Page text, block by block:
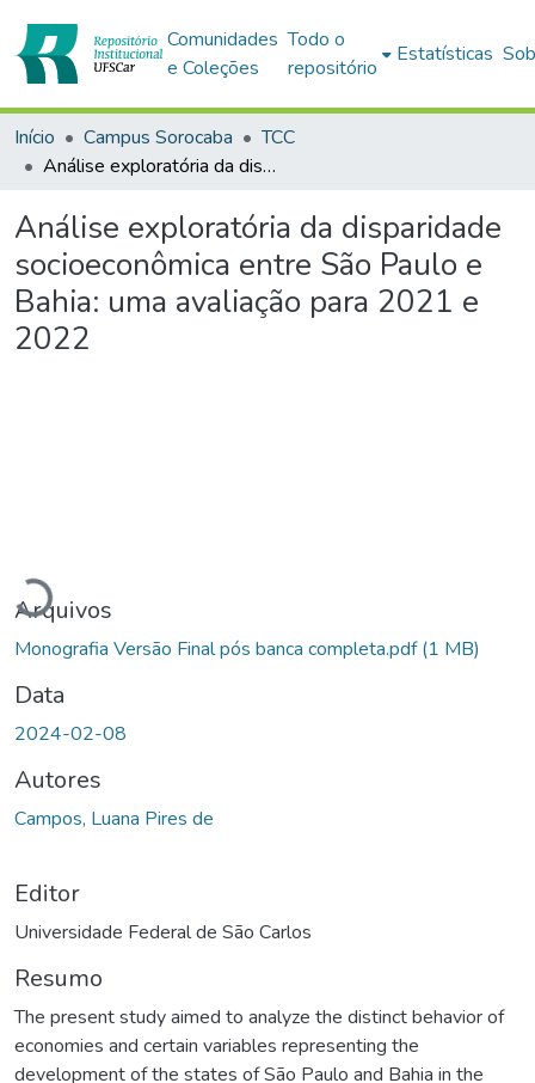
Comunidades
e Coleções
Todo o
repositório
Estatísticas
Início Campus Sorocaba
TCC
Análise exploratória da disparidade socioeconômica entre São Paulo e Bahia: uma avaliação para 2021 e 2022
Análise exploratória da disparidade
socioeconômica entre São Paulo e
Bahia: uma avaliação para 2021 e
2022
Carregando...
Arquivos
Monografia Versão Final pós banca completa.pdf(1 MB)
Data
2024-02-08
Autores
Campos, Luana Pires de
Editor
Universidade Federal de São Carlos
Resumo
The present study aimed to analyze the distinct behavior of
economies and certain variables representing the
development of the states of São Paulo and Bahia in the